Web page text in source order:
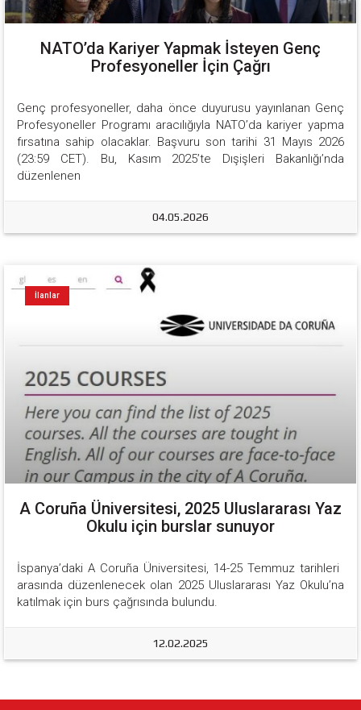
NATO’da Kariyer Yapmak İsteyen Genç
Profesyoneller İçin Çağrı
Genç profesyoneller, daha önce duyurusu yayınlanan Genç
Profesyoneller Programı aracılığıyla NATO’da kariyer yapma
fırsatına sahip olacaklar. Başvuru son tarihi 31 Mayıs 2026
(23:59 CET). Bu, Kasım 2025’te Dışişleri Bakanlığı’nda
düzenlenen
04.05.2026
İlanlar
A Coruña Üniversitesi, 2025 Uluslararası Yaz
Okulu için burslar sunuyor
İspanya’daki A Coruña Üniversitesi, 14-25 Temmuz tarihleri ​​
arasında düzenlenecek olan 2025 Uluslararası Yaz Okulu’na
katılmak için burs çağrısında bulundu.
12.02.2025